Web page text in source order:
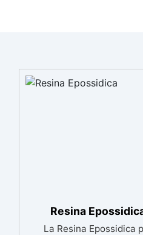
Resina
La Resina Epossidica